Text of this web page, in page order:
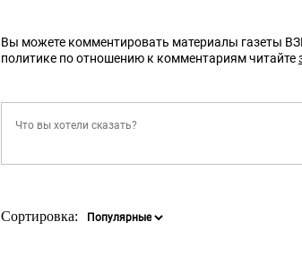
Вы можете комментировать материалы газеты
политике по отношению к комментариям читайте
Сортировка: